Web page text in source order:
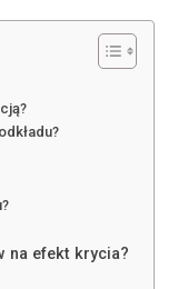
na efekt krycia?